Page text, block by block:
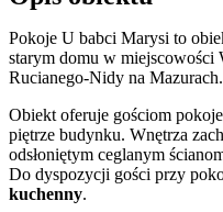
Pokoje U babci Marysi to
starym domu w miejscowości
Rucianego-Nidy na Mazurach.
Obiekt oferuje gościom
piętrze budynku. Wnętrza
odsłoniętym ceglanym
Do dyspozycji gości przy
kuchenny.